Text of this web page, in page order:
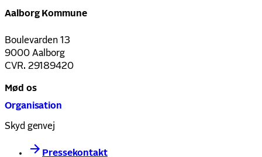
Aalborg Kommune
Boulevarden 13
9000 Aalborg
CVR. 29189420
Mød os
Organisation
Skyd genvej
Pressekontakt